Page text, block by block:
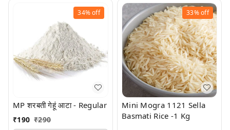
34%off
MP शरबती गेहूं आटा - Regular
₹190 ₹290
33%off
Mini Mogra 1121 Sella
Basmati Rice -1 Kg